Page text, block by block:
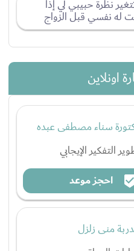
نظرة حبيبي لي إذا
له نفسي قبل الزواج
اونلاين
سناء مصطفى عبده
التفكير الإيجابي
احجز موعد
منى زلزل